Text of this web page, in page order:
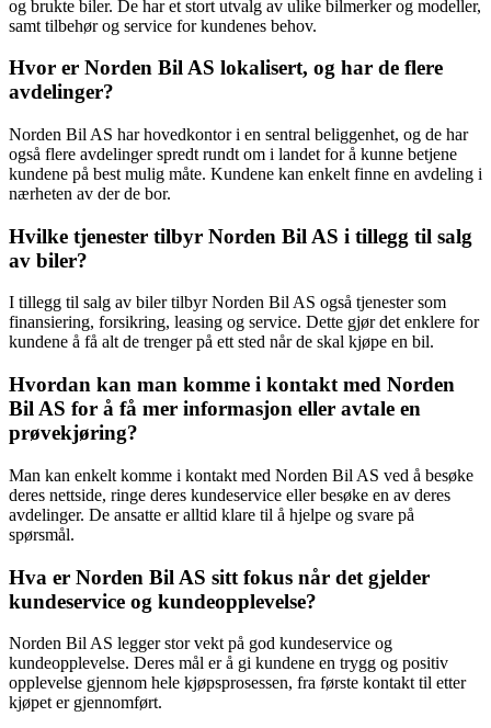
og brukte biler. De har et stort utvalg av ulike bilmerker og modeller,
samt tilbehør og service for kundenes behov.
Hvor er Norden Bil AS lokalisert, og har de flere
avdelinger?
Norden Bil AS har hovedkontor i en sentral beliggenhet, og de har
også flere avdelinger spredt rundt om i landet for å kunne betjene
kundene på best mulig måte. Kundene kan enkelt finne en avdeling i
nærheten av der de bor.
Hvilke tjenester tilbyr Norden Bil AS i tillegg til salg
av biler?
I tillegg til salg av biler tilbyr Norden Bil AS også tjenester som
finansiering, forsikring, leasing og service. Dette gjør det enklere for
kundene å få alt de trenger på ett sted når de skal kjøpe en bil.
Hvordan kan man komme i kontakt med Norden
Bil AS for å få mer informasjon eller avtale en
prøvekjøring?
Man kan enkelt komme i kontakt med Norden Bil AS ved å besøke
deres nettside, ringe deres kundeservice eller besøke en av deres
avdelinger. De ansatte er alltid klare til å hjelpe og svare på
spørsmål.
Hva er Norden Bil AS sitt fokus når det gjelder
kundeservice og kundeopplevelse?
Norden Bil AS legger stor vekt på god kundeservice og
kundeopplevelse. Deres mål er å gi kundene en trygg og positiv
opplevelse gjennom hele kjøpsprosessen, fra første kontakt til etter
kjøpet er gjennomført.